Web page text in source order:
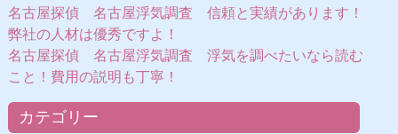
名古屋探偵 名古屋浮気調査 信頼と実績があります！
弊社の人材は優秀ですよ！
名古屋探偵 名古屋浮気調査 浮気を調べたいなら読む
こと！費用の説明も丁寧！
カテゴリー